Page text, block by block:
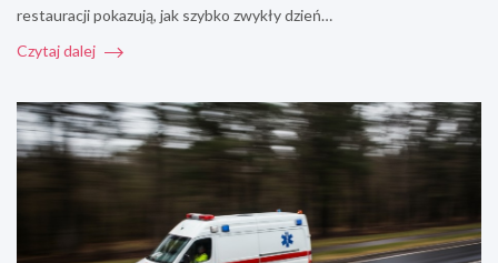
restauracji pokazują, jak szybko zwykły dzień…
Czytaj dalej